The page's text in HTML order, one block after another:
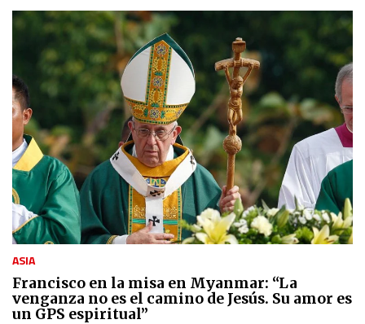
ASIA
Francisco en la misa en Myanmar: “La
venganza no es el camino de Jesús. Su amor es
un GPS espiritual”